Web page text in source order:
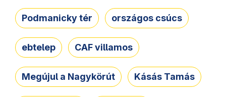
Podmanicky tér országos csúcs
ebtelep CAF villamos
Megújul a Nagykörút Kásás Tamás